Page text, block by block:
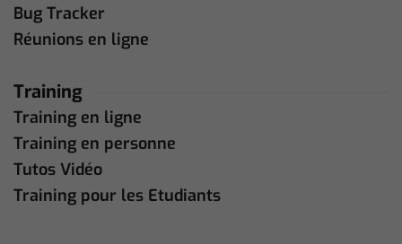
Bug Tracker
Réunions en ligne
Training
Training en ligne
Training en personne
Tutos Vidéo
Training pour les Etudiants